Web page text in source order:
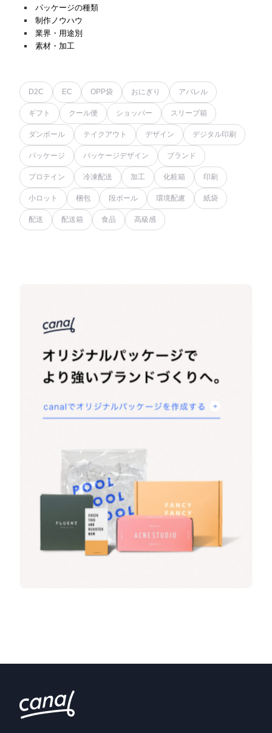
パッケージの種類
制作ノウハウ
業界・用途別
素材・加工
D2C EC OPP袋 おにぎり アパレル
ギフト クール便 ショッパー スリーブ箱
ダンボール テイクアウト デザイン デジタル印刷
パッケージ パッケージデザイン ブランド
プロテイン 冷凍配送 加工 化粧箱 印刷
小ロット 梱包 段ボール 環境配慮 紙袋
配送 配送箱 食品 高級感